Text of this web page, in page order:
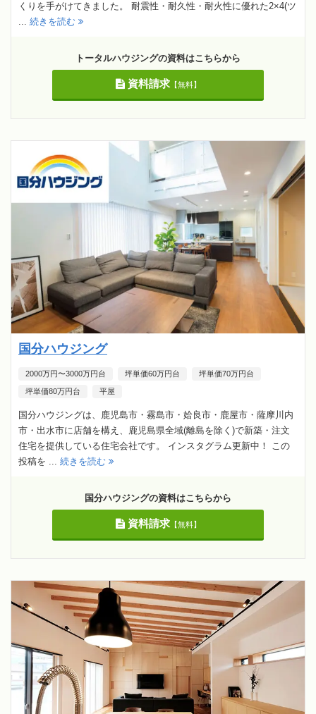
くりを手がけてきました。 耐震性・耐久性・耐火性に優れた2×4(ツ
続きを読む
トータルハウジングの資料はこちらから
資料請求【無料】
国分ハウジング
2000万円〜3000万円台 坪単価60万円台 坪単価70万円台
坪単価80万円台 平屋
国分ハウジングは、鹿児島市・霧島市・姶良市・鹿屋市・薩摩川内
市・出水市に店舗を構え、鹿児島県全域(離島を除く)で新築・注文
住宅を提供している住宅会社です。 インスタグラム更新中！ この
投稿を ... 続きを読む
国分ハウジングの資料はこちらから
資料請求【無料】